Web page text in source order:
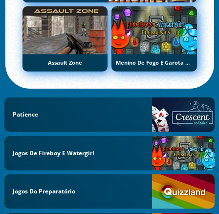
Assault Zone Menino De Fogo E Garota De Água 5: Elementos
Patience
Jogos De Fireboy E Watergirl
Jogos Do Preparatório